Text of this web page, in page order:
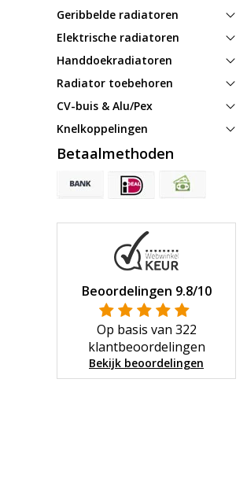
Geribbelde radiatoren
Elektrische radiatoren
Handdoekradiatoren
Radiator toebehoren
CV-buis & Alu/Pex
Knelkoppelingen
Betaalmethoden
Beoordelingen 9.8/10
Op basis van 322
klantbeoordelingen
Bekijk beoordelingen